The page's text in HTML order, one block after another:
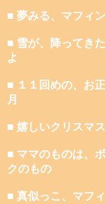
■ 夢みる、マフィン
■ 雪が、降ってきた
よ
■ １１回めの、お正
月
■ 嬉しいクリスマス
■ ママのものは、ボ
クのもの
■ 真似っこ、マフィ